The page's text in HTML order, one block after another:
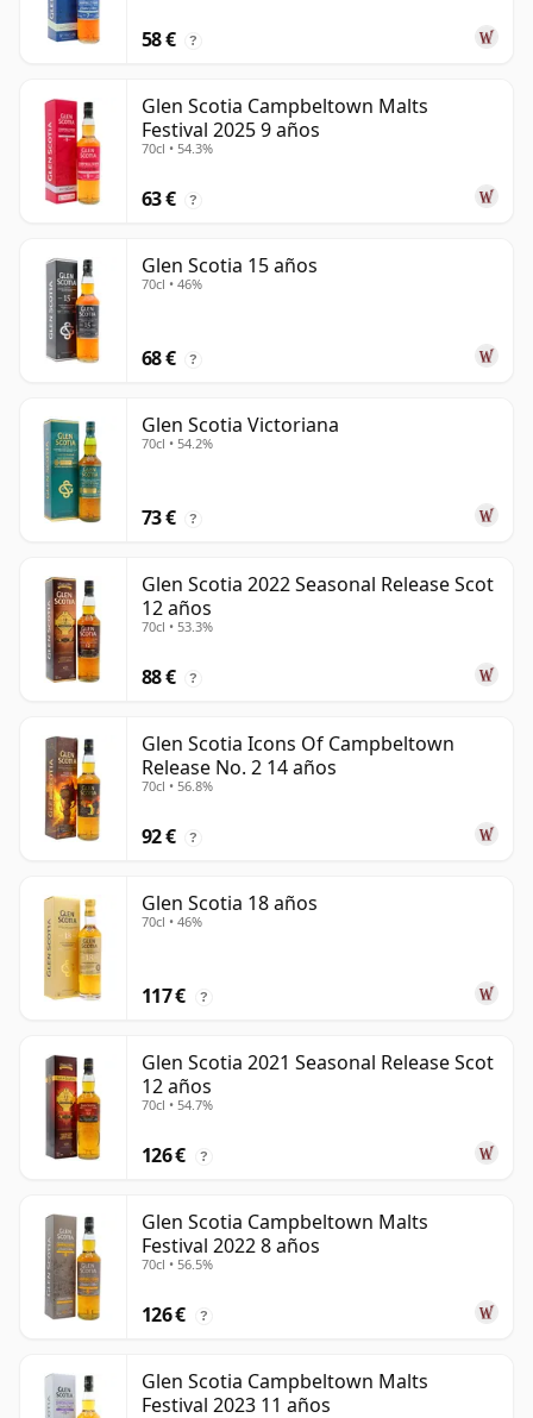
58 € ?
Glen Scotia Campbeltown Malts
Festival 2025 9 años
70cl • 54.3%
63 € ?
Glen Scotia 15 años
70cl • 46%
68 € ?
Glen Scotia Victoriana
70cl • 54.2%
73 € ?
Glen Scotia 2022 Seasonal Release Scot
12 años
70cl • 53.3%
88 € ?
Glen Scotia Icons Of Campbeltown
Release No. 2 14 años
70cl • 56.8%
92 € ?
Glen Scotia 18 años
70cl • 46%
117 € ?
Glen Scotia 2021 Seasonal Release Scot
12 años
70cl • 54.7%
126 € ?
Glen Scotia Campbeltown Malts
Festival 2022 8 años
70cl • 56.5%
126 € ?
Glen Scotia Campbeltown Malts
Festival 2023 11 años